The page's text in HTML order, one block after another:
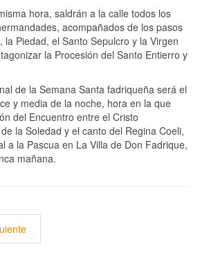
hora, saldrán a la calle todos los
acompañados de los pasos
Piedad, el Santo Sepulcro y la Virgen
la Procesión del Santo Entierro y
de la Semana Santa fadriqueña será el
y media de la noche, hora en la que
del Encuentro entre el Cristo
la Soledad y el canto del Regina Coeli,
a la Pascua en La Villa de Don Fadrique,
mañana.